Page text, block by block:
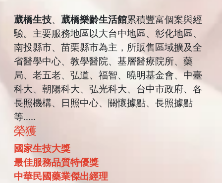
葳橋生技、 葳橋樂齡生活館累積豐富個案與經
驗。主要服務地區以大台中地區、彰化地區、
南投縣市、苗栗縣市為主，所販售區域擴及全
省醫學中心、教學醫院、基層醫療院所、藥
局、老五老、弘道、福智、曉明基金會、中臺
科大、朝陽科大、弘光科大、台中市政府、各
長照機構、日照中心、關懷據點、長照據點
等…..
榮獲
國家生技大獎
最佳服務品質特優獎
中華民國藥業傑出經理